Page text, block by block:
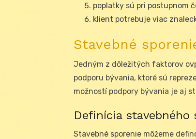
poplatky sú pri postupnom
klient potrebuje viac
Stavebné
Jedným z dôležitých faktorov
podporu bývania, ktoré sú
možností podpory bývania je aj
Definícia stavebného
Stavebné sporenie môžeme